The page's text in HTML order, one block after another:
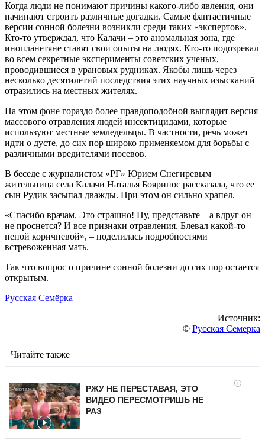
Когда люди не понимают причины какого-либо явления, они
начинают строить различные догадки. Самые фантастичные
версии сонной болезни возникли среди таких «экспертов».
Кто-то утверждал, что Калачи – это аномальная зона, где
инопланетяне ставят свои опыты на людях. Кто-то подозревал
во всем секретные эксперименты советских ученых,
проводившиеся в урановых рудниках. Якобы лишь через
несколько десятилетий последствия этих научных изысканий
отразились на местных жителях.
На этом фоне гораздо более правдоподобной выглядит версия
массового отравления людей инсектицидами, которые
используют местные земледельцы. В частности, речь может
идти о дусте, до сих пор широко применяемом для борьбы с
различными вредителями посевов.
В беседе с журналистом «РГ» Юрием Снегиревым
жительница села Калачи Наталья Бояринос рассказала, что ее
сын Рудик засыпал дважды. При этом он сильно храпел.
«Спасибо врачам. Это страшно! Ну, представьте – а вдруг он
не проснется? И все признаки отравления. Блевал какой-то
пеной коричневой», – поделилась подробностями
встревоженная мать.
Так что вопрос о причине сонной болезни до сих пор остается
открытым.
Русская Семёрка
Источник:
© Русская Семерка
Читайте также
i
РЖУ НЕ ПЕРЕСТАВАЯ, ЭТО
ВИДЕО ПЕРЕСМОТРИШЬ НЕ
РАЗ